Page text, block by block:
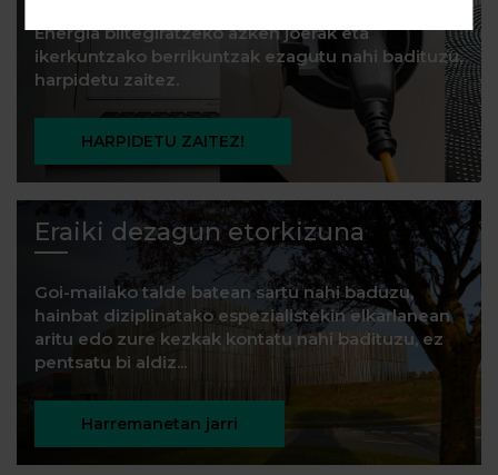
Energia biltegiratzeko azken joerak eta
ikerkuntzako berrikuntzak ezagutu nahi badituzu,
harpidetu zaitez.
HARPIDETU ZAITEZ!
Eraiki dezagun etorkizuna
Goi-mailako talde batean sartu nahi baduzu,
hainbat diziplinatako espezialistekin elkarlanean
aritu edo zure kezkak kontatu nahi badituzu, ez
pentsatu bi aldiz...
Harremanetan jarri